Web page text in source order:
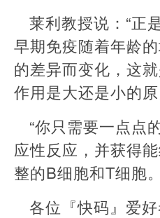
莱利教授说：“正
早期免疫随着年龄
的差异而变化，这
作用是大还是小的
“你只需要一点点
应性反应，并获得
整的B细胞和T细胞
各位『快码』爱